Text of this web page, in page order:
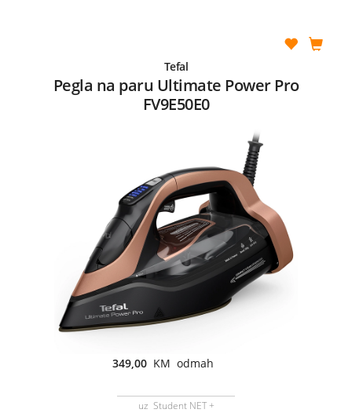
Tefal
Pegla na paru Ultimate Power Pro
FV9E50E0
349,00 KM odmah
uz Student NET +